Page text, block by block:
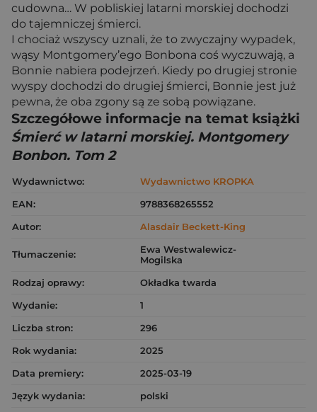
cudowna… W pobliskiej latarni morskiej dochodzi
do tajemniczej śmierci.
I chociaż wszyscy uznali, że to zwyczajny wypadek, ​​
wąsy Montgomery’ego Bonbona coś wyczuwają, a
Bonnie nabiera podejrzeń. Kiedy po drugiej stronie
wyspy dochodzi do drugiej śmierci, Bonnie jest już
pewna, że oba zgony są ze sobą powiązane.
Szczegółowe informacje na temat książki
Śmierć w latarni morskiej. Montgomery
Bonbon. Tom 2
Wydawnictwo:
Wydawnictwo KROPKA
EAN:
9788368265552
Autor:
Alasdair Beckett-King
Tłumaczenie:
Ewa Westwalewicz-
Mogilska
Rodzaj oprawy:
Okładka twarda
Wydanie:
1
Liczba stron:
296
Rok wydania:
2025
Data premiery:
2025-03-19
Język wydania:
polski